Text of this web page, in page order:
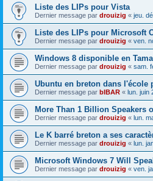
Liste des LIPs pour Vista
Dernier message par drouizig « jeu.
Liste des LIPs pour Microsoft
Dernier message par drouizig « ven.
Windows 8 disponible en
Dernier message par drouizig « sam.
Ubuntu en breton dans l'école
Dernier message par bIBAR « lun. juin
More Than 1 Billion Speakers
Dernier message par drouizig « lun.
Le K barré breton a ses
Dernier message par drouizig « lun.
Microsoft Windows 7 Will
Dernier message par drouizig « ven.